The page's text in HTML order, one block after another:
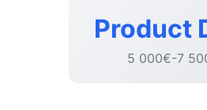
Product
5 000€-7